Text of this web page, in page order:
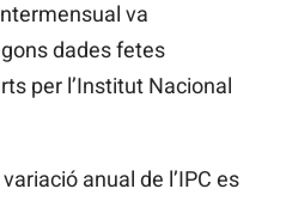
va
dades fetes
per l’Institut Nacional
anual de l’IPC es